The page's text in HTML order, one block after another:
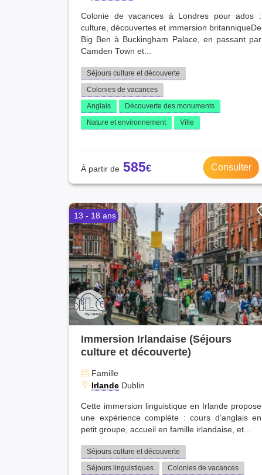
Colonie de vacances à Londres pour ados :
culture, découvertes et immersion britanniqueDe
Big Ben à Buckingham Palace, en passant par
Camden Town et...
Séjours culture et découverte
Colonies de vacances
Anglais
Découverte des monuments
Nature et environnement
Ville
585 Consulter
13 - 18 ans
Immersion Irlandaise (Séjours
culture et découverte)
Famille
Irlande Dublin
Cette immersion linguistique en Irlande propose
une expérience complète : cours d’anglais en
petit groupe, accueil en famille irlandaise, et...
Séjours culture et découverte
Séjours linguistiques
Colonies de vacances